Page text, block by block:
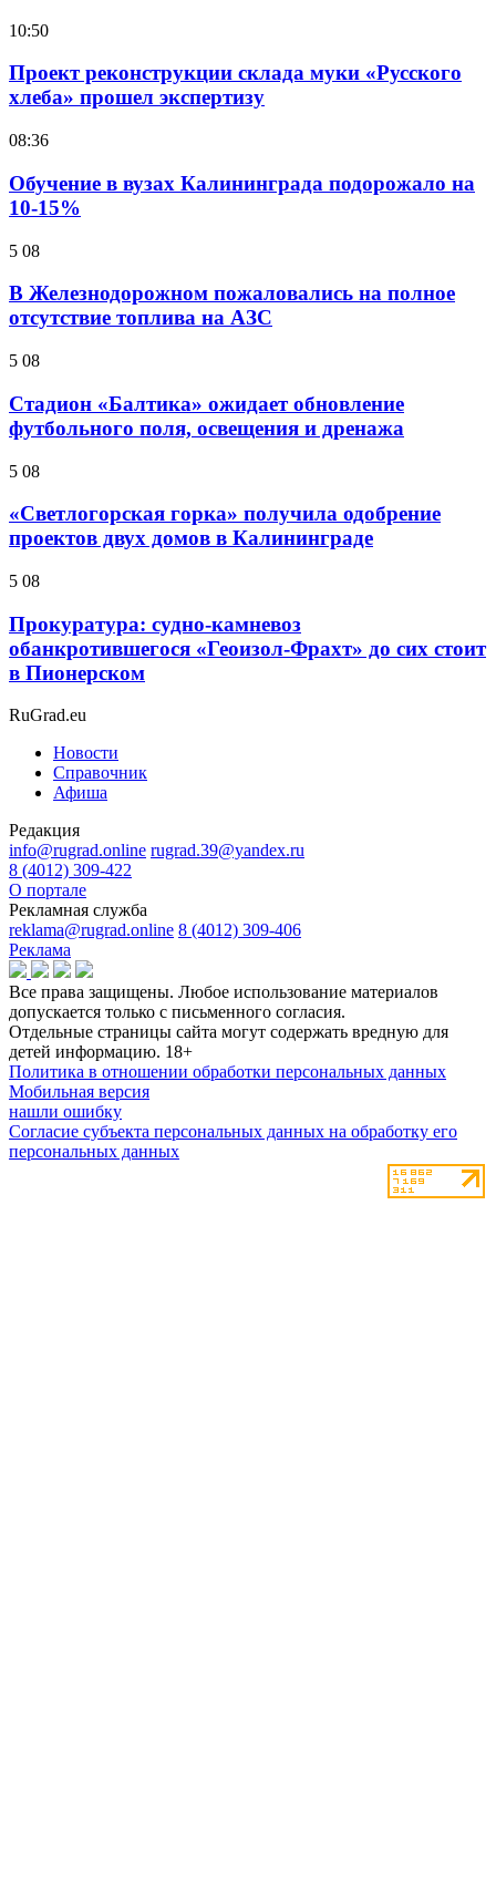
10:50
Проект реконструкции склада муки «Русского
хлеба» прошел экспертизу
08:36
Обучение в вузах Калининграда подорожало на
10-15%
5 08
В Железнодорожном пожаловались на полное
отсутствие топлива на АЗС
5 08
Стадион «Балтика» ожидает обновление
футбольного поля, освещения и дренажа
5 08
«Светлогорская горка» получила одобрение
проектов двух домов в Калининграде
5 08
Прокуратура: судно-камневоз
обанкротившегося «Геоизол-Фрахт» до сих стоит
в Пионерском
RuGrad.eu
Новости
Справочник
Афиша
Редакция
info@rugrad.online rugrad.39@yandex.ru
8 (4012) 309-422
О портале
Рекламная служба
reklama@rugrad.online 8 (4012) 309-406
Реклама
Все права защищены. Любое использование материалов
допускается только с письменного согласия.
Отдельные страницы сайта могут содержать вредную для
детей информацию. 18+
Политика в отношении обработки персональных данных
Мобильная версия
нашли ошибку
Согласие субъекта персональных данных на обработку его
персональных данных